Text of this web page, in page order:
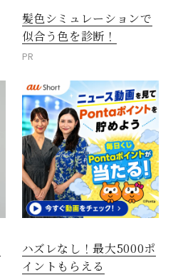
髪色シミュレーションで
似合う色を診断！
PR
ハズレなし！最大5000ポ
イントもらえる